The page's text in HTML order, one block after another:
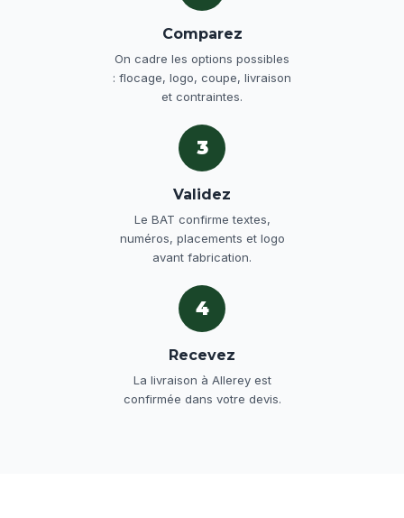
Comparez
On cadre les options possibles
: flocage, logo, coupe, livraison
et contraintes.
3
Validez
Le BAT confirme textes,
numéros, placements et logo
avant fabrication.
4
Recevez
La livraison à Allerey est
confirmée dans votre devis.